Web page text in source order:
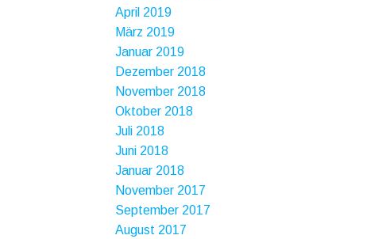
April 2019
März 2019
Januar 2019
Dezember 2018
November 2018
Oktober 2018
Juli 2018
Juni 2018
Januar 2018
November 2017
September 2017
August 2017